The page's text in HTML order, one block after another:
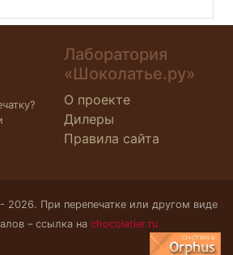
Лаборатория
«Шоколатье.ру»
О проекте
Дилеры
Правила сайта
2026. При перепечатке или другом виде
– ссылка на chocolatier.ru